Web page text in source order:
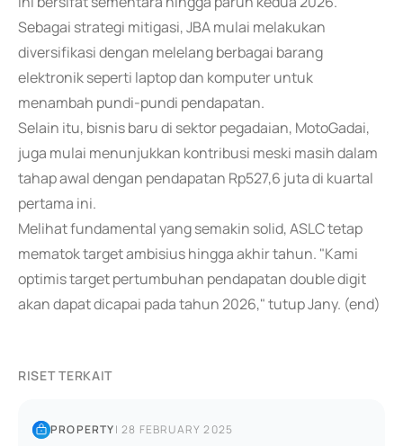
Sebagai strategi mitigasi, JBA mulai melakukan
diversifikasi dengan melelang berbagai barang
elektronik seperti laptop dan komputer untuk
menambah pundi-pundi pendapatan.
Selain itu, bisnis baru di sektor pegadaian, MotoGadai,
juga mulai menunjukkan kontribusi meski masih dalam
tahap awal dengan pendapatan Rp527,6 juta di kuartal
pertama ini.
Melihat fundamental yang semakin solid, ASLC tetap
mematok target ambisius hingga akhir tahun. "Kami
optimis target pertumbuhan pendapatan double digit
akan dapat dicapai pada tahun 2026," tutup Jany. (end)
RISET TERKAIT
PROPERTY|28 FEBRUARY 2025